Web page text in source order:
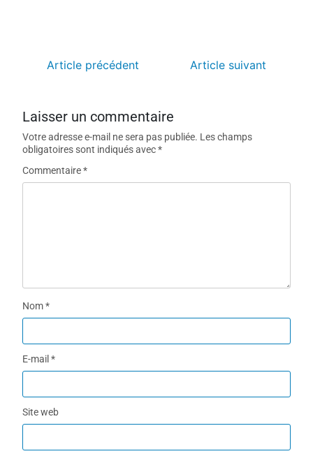
Article précédent Article suivant
Laisser un commentaire
Votre adresse e-mail ne sera pas publiée. Les champs
obligatoires sont indiqués avec*
Commentaire*
Nom*
E-mail*
Site web